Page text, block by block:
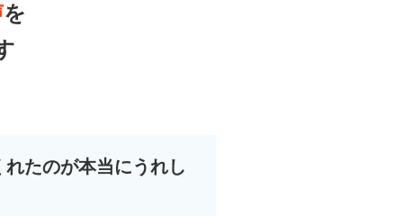
を
たのが本当にうれし